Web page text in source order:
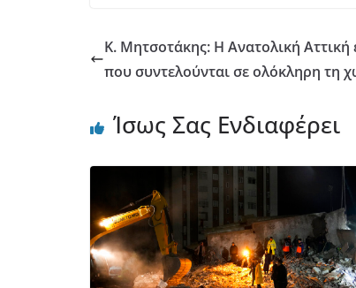
Κ. Μητσοτάκης: Η Ανατολική
που συντελούνται σε ολόκληρη τη
Ίσως Σας Ενδιαφέρει